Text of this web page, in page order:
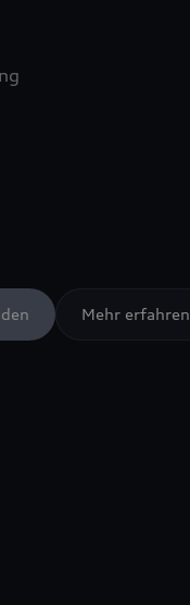
Mehr erfahren